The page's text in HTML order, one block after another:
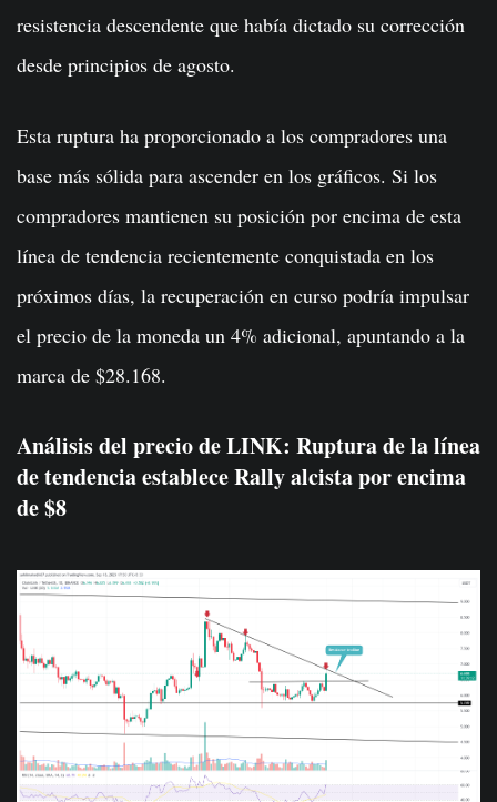
resistencia descendente que había dictado su corrección
desde principios de agosto.
Esta ruptura ha proporcionado a los compradores una
base más sólida para ascender en los gráficos. Si los
compradores mantienen su posición por encima de esta
línea de tendencia recientemente conquistada en los
próximos días, la recuperación en curso podría impulsar
el precio de la moneda un 4% adicional, apuntando a la
marca de $28.168.
Análisis del precio de LINK: Ruptura de la línea
de tendencia establece Rally alcista por encima
de $8